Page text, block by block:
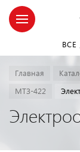
Главная
МТЗ-422